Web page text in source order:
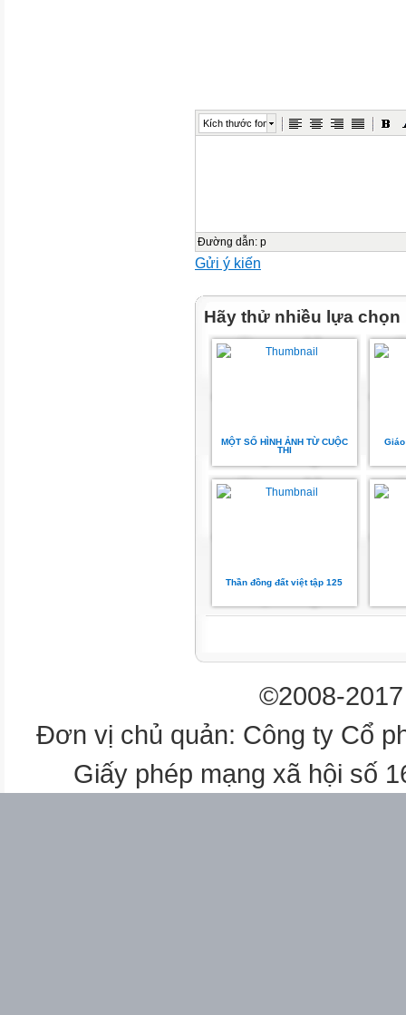
Kích thước font
Đường dẫn: p
Gửi ý kiến
Hãy thử nhiều lựa chọn
MỘT SỐ HÌNH ẢNH TỪ CUỘC
THI
Thần đồng đất việt tập 125
©2008-
Đơn vị chủ quản: Công ty Cổ
Giấy phép mạng xã hội số